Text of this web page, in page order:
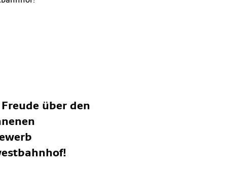
über den